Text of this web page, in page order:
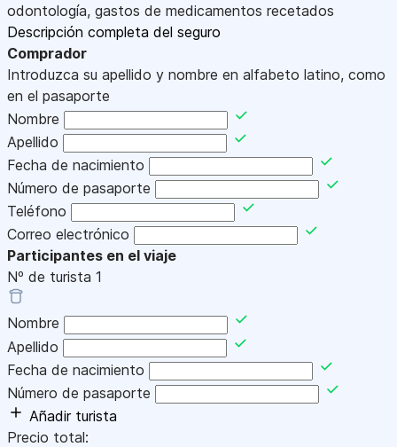
odontología, gastos de medicamentos recetados
Descripción completa del seguro
Comprador
Introduzca su apellido y nombre en alfabeto latino, como
en el pasaporte
Nombre
Apellido
Fecha de nacimiento
Número de pasaporte
Teléfono
Correo electrónico
Participantes en el viaje
Nº de turista 1
Nombre
Apellido
Fecha de nacimiento
Número de pasaporte
Añadir turista
Precio total: